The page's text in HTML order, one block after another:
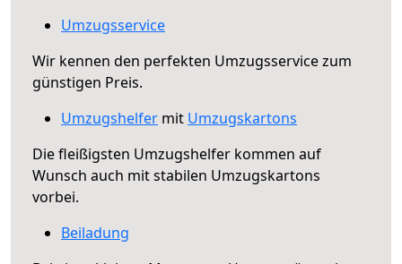
Umzugsservice
Wir kennen den perfekten Umzugsservice zum
günstigen Preis.
Umzugshelfer mit Umzugskartons
Die fleißigsten Umzugshelfer kommen auf
Wunsch auch mit stabilen Umzugskartons
vorbei.
Beiladung